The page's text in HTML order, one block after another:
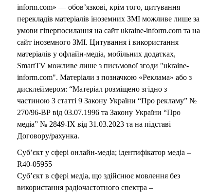
inform.com» — обов’язкові, крім того, цитування
перекладів матеріалів іноземних ЗМІ можливе лише за
умови гіперпосилання на сайт ukraine-inform.com та на
сайт іноземного ЗМІ. Цитування і використання
матеріалів у офлайн-медіа, мобільних додатках,
SmartTV можливе лише з письмової згоди "ukraine-
inform.com". Матеріали з позначкою «Реклама» або з
дисклеймером: “Матеріал розміщено згідно з
частиною 3 статті 9 Закону України “Про рекламу” №
270/96-ВР від 03.07.1996 та Закону України “Про
медіа” № 2849-IX від 31.03.2023 та на підставі
Договору/рахунка.
Суб’єкт у сфері онлайн-медіа; ідентифікатор медіа –
R40-05955
Суб’єкт в сфері медіа, що здійснює мовлення без
використання радіочастотного спектра –